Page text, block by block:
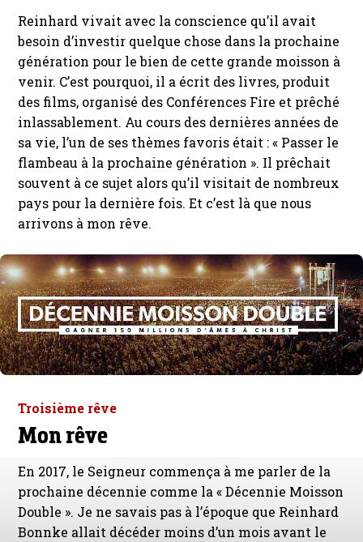
Reinhard vivait avec la conscience qu’il avait
besoin d’investir quelque chose dans la prochaine
génération pour le bien de cette grande moisson à
venir. C’est pourquoi, il a écrit des livres, produit
des films, organisé des Conférences Fire et prêché
inlassablement. Au cours des dernières années de
sa vie, l’un de ses thèmes favoris était : « Passer le
flambeau à la prochaine génération ». Il prêchait
souvent à ce sujet alors qu’il visitait de nombreux
pays pour la dernière fois. Et c’est là que nous
arrivons à mon rêve.
Troisième rêve
Mon rêve
En 2017, le Seigneur commença à me parler de la
prochaine décennie comme la « Décennie Moisson
Double ». Je ne savais pas à l’époque que Reinhard
Bonnke allait décéder moins d’un mois avant le